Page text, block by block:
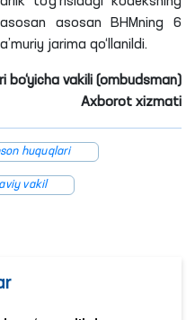
asosan BHMning 6
jarima qo‘llanildi.
bo‘yicha vakili (ombudsman)
Axborot xizmati
huquqlari
vakil